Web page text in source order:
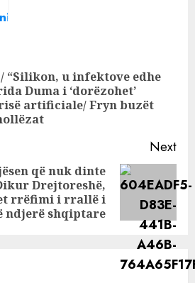
“Silikon, u infektove edhe
Duma i ‘dorëzohet’
artificiale/ Fryn buzët
Next
që nuk dinte
Drejtoreshë,
rrëfimi i rrallë i
ndjerë shqiptare